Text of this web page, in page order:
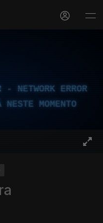
NETWORK ERROR
MOMENTO